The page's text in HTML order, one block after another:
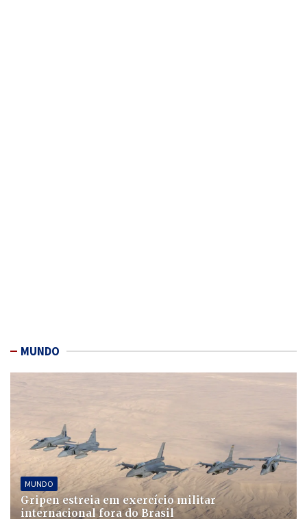
MUNDO
MUNDO
Gripen estreia em exercício militar
internacional fora do Brasil